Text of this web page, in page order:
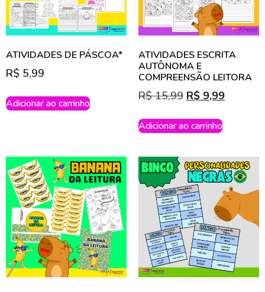
ATIVIDADES DE PÁSCOA*
R$ 5,99
Adicionar ao carrinho
ATIVIDADES ESCRITA
AUTÔNOMA E
COMPREENSÃO LEITORA
R$15,99 R$ 9,99
Adicionar ao carrinho